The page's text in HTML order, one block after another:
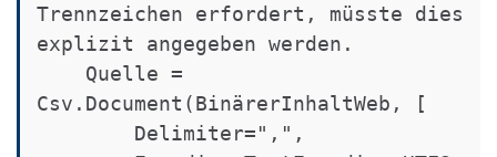
Trennzeichen erfordert, müsste dies
explizit angegeben werden.
Csv.Document(BinärerInhaltWeb, [